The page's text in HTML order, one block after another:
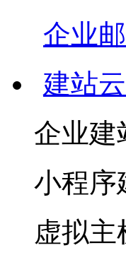
企业
建站
企业建
小程序
虚拟主